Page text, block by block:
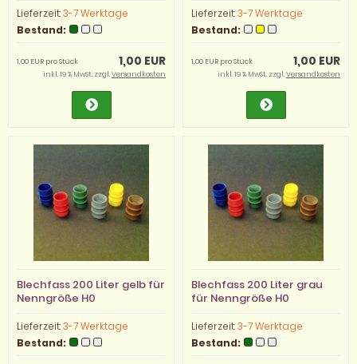
Lieferzeit:3-7 Werktage
Bestand:
1,00 EUR
1,00 EUR pro Stück
inkl. 19 % MwSt. zzgl.Versandkosten
Lieferzeit:3-7 Werktage
Bestand:
1,00 EUR
1,00 EUR pro Stück
inkl. 19 % MwSt. zzgl.Versandkosten
Blechfass 200 Liter gelb für
Nenngröße H0
Lieferzeit:3-7 Werktage
Bestand:
Blechfass 200 Liter grau
für Nenngröße H0
Lieferzeit:3-7 Werktage
Bestand: